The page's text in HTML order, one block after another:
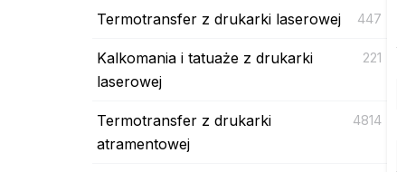
Termotransfer z drukarki laserowej 447
Kalkomania i tatuaże z drukarki
laserowej
221
Termotransfer z drukarki
atramentowej
4814